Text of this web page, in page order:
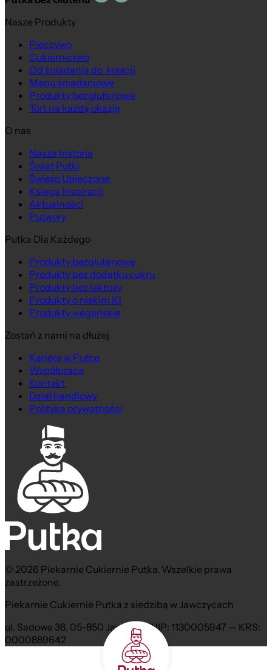
Nasze Produkty
Pieczywo
Cukiernictwo
Od śniadania do kolacji
Menu śniadaniowe
Produkty bezglutenowe
Tort na każdą okazję
O nas
Nasza historia
Świat Putki
Świeżo Upieczone
Księga Inspiracji
Aktualności
Putwory
Putka Dla Każdego
Produkty bezglutenowe
Produkty bez dodatku cukru
Produkty bez laktozy
Produkty o niskim IG
Produkty wegańskie
Zostań z nami na dłużej
Kariera w Putce
Współpraca
Kontakt
Dział handlowy
Polityka prywatności
© 2026 Piekarnie Cukiernie Putka. Wszelkie prawa
zastrzeżone.
Piekarnie Cukiernie Putka z siedzibą w Jawczycach
ul. Sadowa 36, 05-850 Jawczyce NIP: 1130005947 — KRS:
0000889642